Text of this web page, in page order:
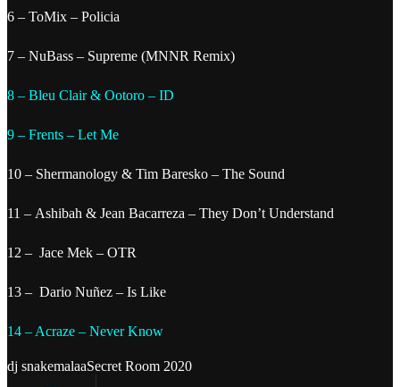
6 – ToMix – Policia
7 – NuBass – Supreme (MNNR Remix)
8 – Bleu Clair & Ootoro – ID
9 – Frents – Let Me
10 – Shermanology & Tim Baresko – The Sound
11 – Ashibah & Jean Bacarreza – They Don’t Understand
12 – Jace Mek – OTR
13 – Dario Nuñez – Is Like
14 – Acraze – Never Know
dj snakemalaaSecret Room 2020